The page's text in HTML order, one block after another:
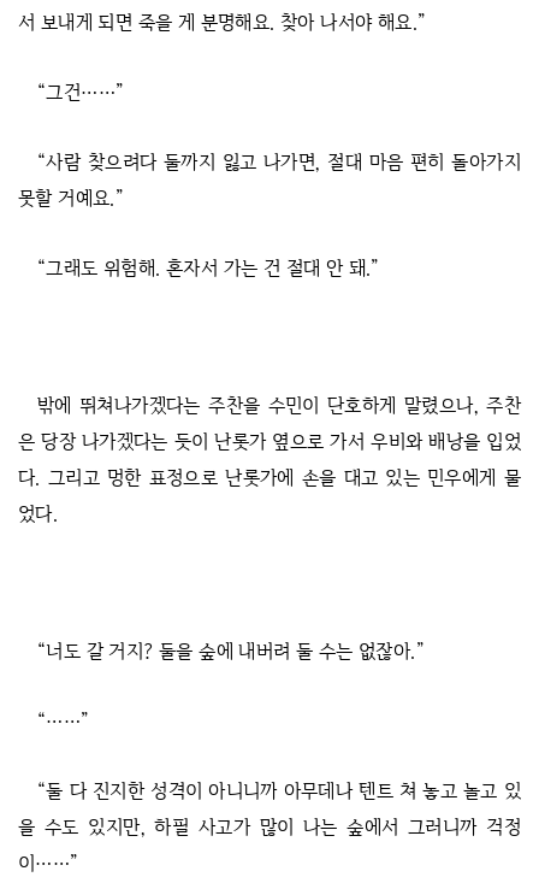
서 보내게 되면 죽을 게 분명해요. 찾아 나서야 해요.”
“그건……”
“사람 찾으려다 둘까지 잃고 나가면, 절대 마음 편히 돌아가지
못할 거예요.”
“그래도 위험해. 혼자서 가는 건 절대 안 돼.”
밖에 뛰쳐나가겠다는 주찬을 수민이 단호하게 말렸으나, 주찬
은 당장 나가겠다는 듯이 난롯가 옆으로 가서 우비와 배낭을 입었
다. 그리고 멍한 표정으로 난롯가에 손을 대고 있는 민우에게 물
었다.
“너도 갈 거지? 둘을 숲에 내버려 둘 수는 없잖아.”
“……”
“둘 다 진지한 성격이 아니니까 아무데나 텐트 쳐 놓고 놀고 있
을 수도 있지만, 하필 사고가 많이 나는 숲에서 그러니까 걱정
이……”